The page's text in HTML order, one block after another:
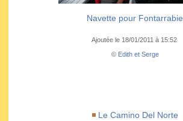
Navette pour Fontarrabie
Ajoutée le 18/01/2011 à 15:52
© Edith et Serge
Le Camino Del Norte